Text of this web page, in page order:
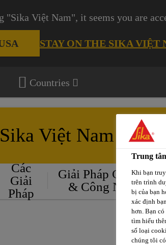
"Sika Việt Nam", it seems you are
STAY ON THE SIKA VIỆT
Countries
Sika Việt Nam
Các
Giải
Pháp
Giải Pháp Cho Ô-tô
& Công Nghiệp
Trung
Khi bạn
trên trình
bị của bạn
xác định
hơn. Bạn
tìm hiểu
số loại
chúng tôi